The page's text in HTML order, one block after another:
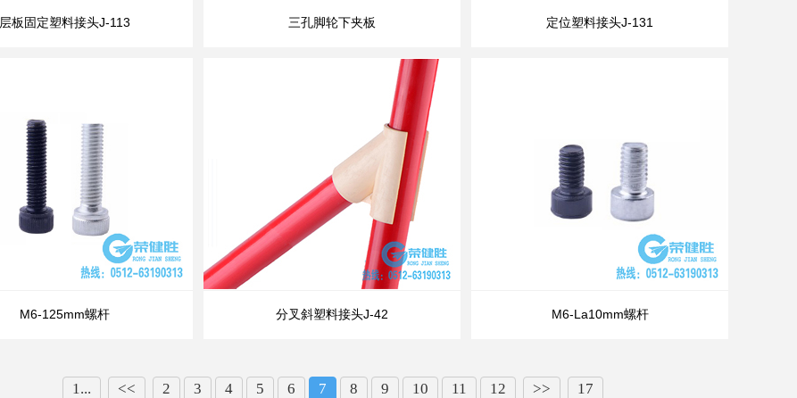
层板固定塑料接头J-113 三孔脚轮下夹板 定位塑料接头J-131
M6-125mm螺杆 分叉斜塑料接头J-42 M6-La10mm螺杆
1... << 2 3 4 5 6 7 8 9 10 11 12 >> 17